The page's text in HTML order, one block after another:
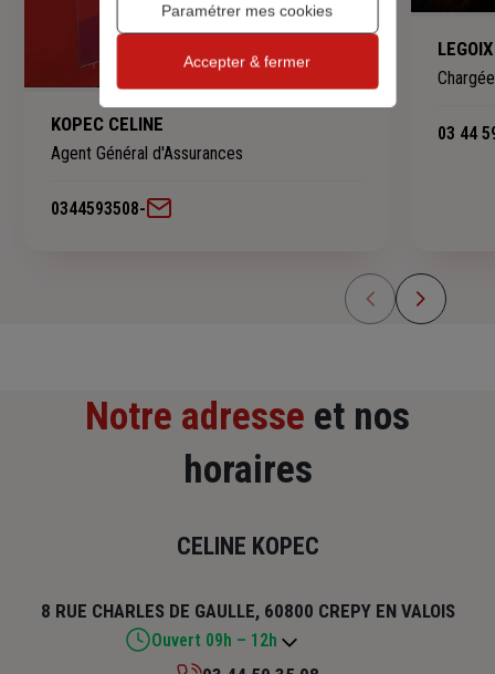
KOPEC CELINE
Agent Général d'Assurances
0344593508-
03 44
Notre adresse et nos
horaires
CELINE KOPEC
8 RUE CHARLES DE GAULLE, 60800 CREPY EN VALOIS
Ouvert 09h – 12h
Paramétrer mes cookies
Accepter & fermer